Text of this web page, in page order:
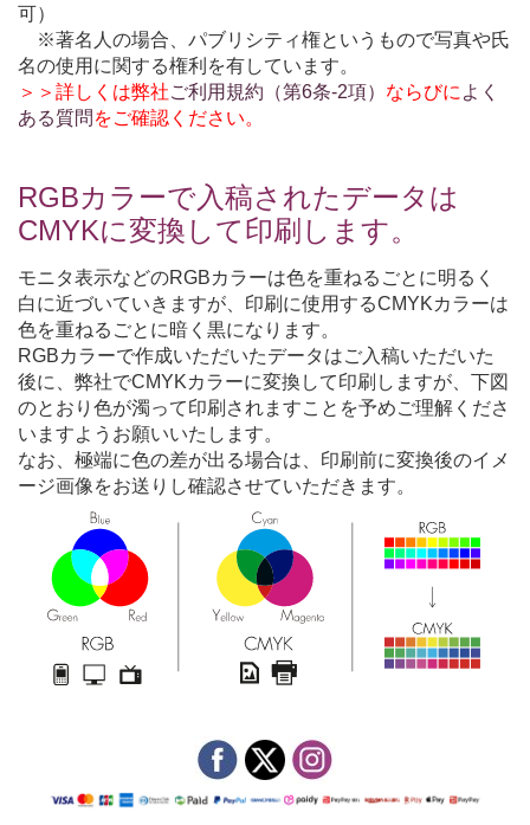
可）
※著名人の場合、パブリシティ権というもので写真や氏
名の使用に関する権利を有しています。
＞＞詳しくは弊社ご利用規約（第6条-2項） ならびに よく
ある質問 をご確認ください。
RGBカラーで入稿されたデータは
CMYKに変換して印刷します。
モニタ表示などのRGBカラーは色を重ねるごとに明るく
白に近づいていきますが、印刷に使用するCMYKカラーは
色を重ねるごとに暗く黒になります。
RGBカラーで作成いただいたデータはご入稿いただいた
後に、弊社でCMYKカラーに変換して印刷しますが、下図
のとおり色が濁って印刷されますことを予めご理解くださ
いますようお願いいたします。
なお、極端に色の差が出る場合は、印刷前に変換後のイメ
ージ画像をお送りし確認させていただきます。